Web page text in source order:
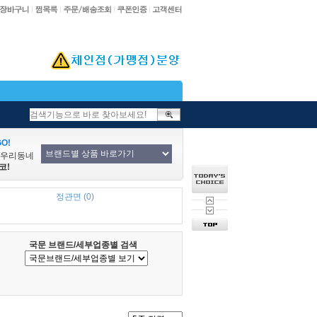
리동네
!
정관면 (0)
국문 브랜드/세부업종별 검색